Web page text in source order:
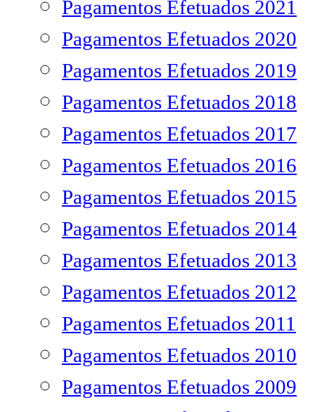
Pagamentos Efetuados 2021
Pagamentos Efetuados 2020
Pagamentos Efetuados 2019
Pagamentos Efetuados 2018
Pagamentos Efetuados 2017
Pagamentos Efetuados 2016
Pagamentos Efetuados 2015
Pagamentos Efetuados 2014
Pagamentos Efetuados 2013
Pagamentos Efetuados 2012
Pagamentos Efetuados 2011
Pagamentos Efetuados 2010
Pagamentos Efetuados 2009